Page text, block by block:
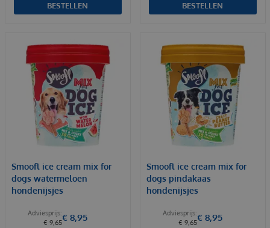
BESTELLEN BESTELLEN
Smoofl ice cream mix for
dogs watermeloen
hondenijsjes
€ 9,65€ 8,95
Smoofl ice cream mix for
dogs pindakaas
hondenijsjes
€ 9,65€ 8,95